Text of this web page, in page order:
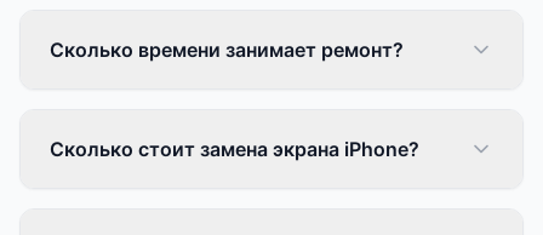
Сколько времени занимает ремонт?
Сколько стоит замена экрана iPhone?